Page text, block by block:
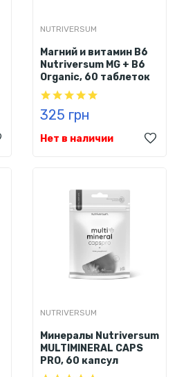
NUTRIVERSUM
Магний и витамин B6
Nutriversum MG + B6
Organic, 60 таблеток
325 грн
Нет в наличии
NUTRIVERSUM
Минералы Nutriversum
MULTIMINERAL CAPS
PRO, 60 капсул